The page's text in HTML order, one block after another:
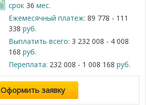
срок 36 мес.
Ежемесячный платеж: 89 778 - 111
338 руб.
Выплатить всего: 3 232 008 - 4 008
168 руб.
Переплата: 232 008 - 1 008 168 руб.
Оформить заявку